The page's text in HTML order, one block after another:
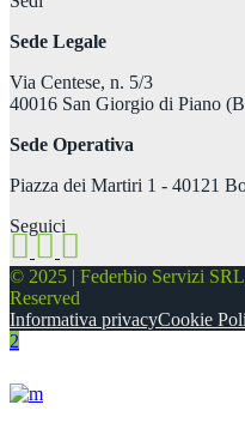
Sede Legale
Via Centese, n. 5/3
40016 San Giorgio di Piano
Sede Operativa
Piazza dei Martiri 1 - 40121
Seguici
© 2025 | Federbio Servizi
Reserved
Informativa privacyCookie